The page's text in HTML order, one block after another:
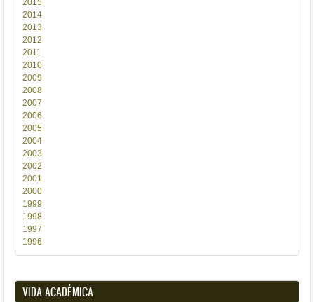
2015
2014
2013
2012
2011
2010
2009
2008
2007
2006
2005
2004
2003
2002
2001
2000
1999
1998
1997
1996
VIDA ACADÉMICA